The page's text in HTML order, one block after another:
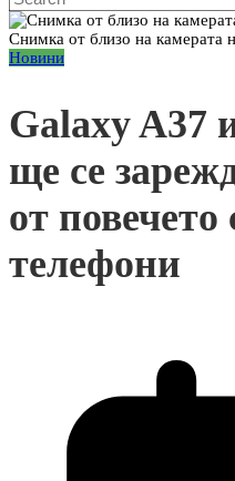
Снимка от близо на камерата
Новини
Galaxy A37
ще се
от
телефони